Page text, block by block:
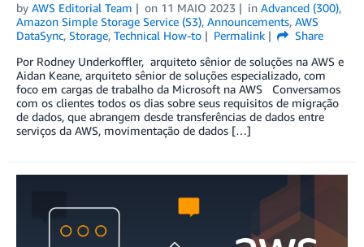
by AWS Editorial Team on 11 MAIO 2023 in Advanced (300),
Amazon Simple Storage Service (S3), Announcements, AWS
DataSync, Storage, Technical How-to Permalink
Share
Por Rodney Underkoffler, arquiteto sênior de soluções na AWS e
Aidan Keane, arquiteto sênior de soluções especializado, com
foco em cargas de trabalho da Microsoft na AWS Conversamos
com os clientes todos os dias sobre seus requisitos de migração
de dados, que abrangem desde transferências de dados entre
serviços da AWS, movimentação de dados […]